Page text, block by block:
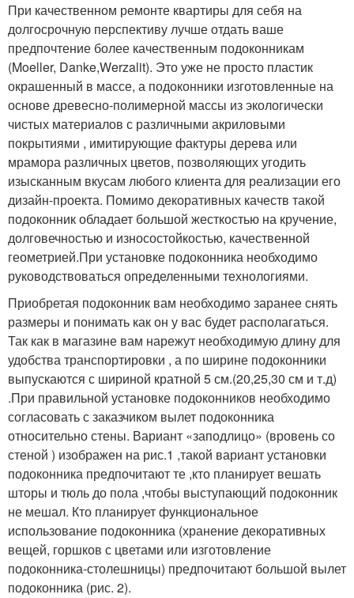
При качественном ремонте квартиры для себя на
долгосрочную перспективу лучше отдать ваше
предпочтение более качественным подоконникам
(Moeller, Danke,Werzalit). Это уже не просто пластик
окрашенный в массе, а подоконники изготовленные на
основе древесно-полимерной массы из экологически
чистых материалов с различными акриловыми
покрытиями , имитирующие фактуры дерева или
мрамора различных цветов, позволяющих угодить
изысканным вкусам любого клиента для реализации его
дизайн-проекта. Помимо декоративных качеств такой
подоконник обладает большой жесткостью на кручение,
долговечностью и износостойкостью, качественной
геометрией.При установке подоконника необходимо
руководствоваться определенными технологиями.
Приобретая подоконник вам необходимо заранее снять
размеры и понимать как он у вас будет располагаться.
Так как в магазине вам нарежут необходимую длину для
удобства транспортировки , а по ширине подоконники
выпускаются с шириной кратной 5 см.(20,25,30 см и т.д)
.При правильной установке подоконников необходимо
согласовать с заказчиком вылет подоконника
относительно стены. Вариант «заподлицо» (вровень со
стеной ) изображен на рис.1 ,такой вариант установки
подоконника предпочитают те ,кто планирует вешать
шторы и тюль до пола ,чтобы выступающий подоконник
не мешал. Кто планирует функциональное
использование подоконника (хранение декоративных
вещей, горшков с цветами или изготовление
подоконника-столешницы) предпочитают большой вылет
подоконника (рис. 2).